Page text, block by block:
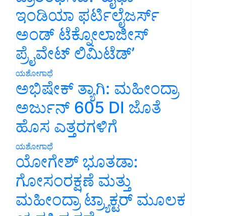
ಇಂಡಿಯಾ ಫರ್ಟಿಲೈಜರ್ಸ್
ಅಂಡ್ ಟೆಕ್ನೋಲಾಜೀಸ್
ಪ್ರೈವೇಟ್ ಲಿಮಿಟೆಡ್’
ಯಶೋಗಾಥೆ
ಅಭಿಷೇಕ್ ತ್ಯಾಗಿ: ಮಹೀಂದ್ರಾ
ಅರ್ಜುನ್ 605 DI ಜೊತೆ
ಹೊಸ ಎತ್ತರಗಳಿಗೆ
ಯಶೋಗಾಥೆ
ಯೋಗೇಶ್ ಭೂತಡಾ:
ಗೋಸಂರಕ್ಷಣೆ ಮತ್ತು
ಮಹೀಂದ್ರಾ ಟ್ರ್ಯಾಕ್ಟರ್ ಮೂಲಕ